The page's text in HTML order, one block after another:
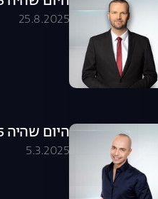
25.8.2025
היום שהיה 05.03.25 - התכנית המלאה
5.3.2025